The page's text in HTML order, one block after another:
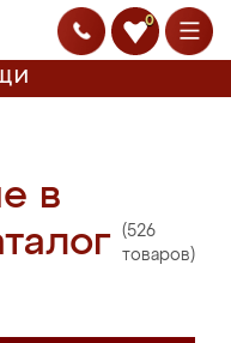
0
в
(526
товаров)